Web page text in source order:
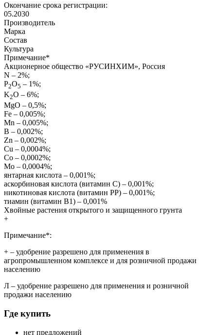
Окончание срока регистрации:
05.2030
Производитель
Марка
Состав
Культура
Примечание*
Акционерное общество «РУСИНХИМ», Россия
N – 2%;
P2O5 – 1%;
K2O – 6%;
MgO – 0,5%;
Fe – 0,005%;
Mn – 0,005%;
B – 0,002%;
Zn – 0,002%;
Cu – 0,0004%;
Co – 0,0002%;
Mo – 0,0004%;
янтарная кислота – 0,001%;
аскорбиновая кислота (витамин С) – 0,001%;
никотиновая кислота (витамин РР) – 0,001%;
тиамин (витамин В1) – 0,001%
Хвойные растения открытого и защищенного грунта
+
Примечание*:
+ – удобрение разрешено для применения в
агропромышленном комплексе и для розничной продажи
населению
Л – удобрение разрешено для применения и розничной
продажи населению
Где купить
нет предложений